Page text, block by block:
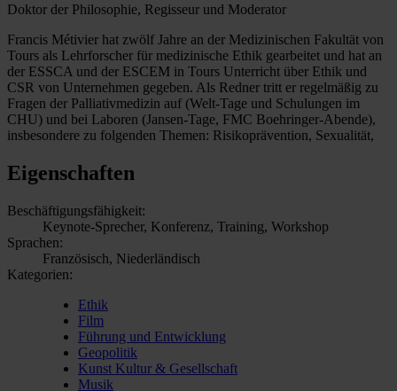
Doktor der Philosophie, Regisseur und Moderator
Francis Métivier hat zwölf Jahre an der Medizinischen Fakultät von
Tours als Lehrforscher für medizinische Ethik gearbeitet und hat an
der ESSCA und der ESCEM in Tours Unterricht über Ethik und
CSR von Unternehmen gegeben. Als Redner tritt er regelmäßig zu
Fragen der Palliativmedizin auf (Welt-Tage und Schulungen im
CHU) und bei Laboren (Jansen-Tage, FMC Boehringer-Abende),
insbesondere zu folgenden Themen: Risikoprävention, Sexualität,
Eigenschaften
Beschäftigungsfähigkeit:
Keynote-Sprecher, Konferenz, Training, Workshop
Sprachen:
Französisch, Niederländisch
Kategorien:
Ethik
Film
Führung und Entwicklung
Geopolitik
Kunst Kultur & Gesellschaft
Musik